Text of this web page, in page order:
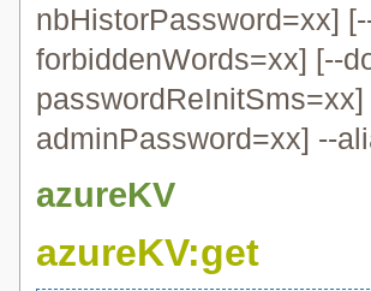
nbHistorPassword=xx]
forbiddenWords=xx] [--
adminPassword=xx] --
azureKV
azureKV:get